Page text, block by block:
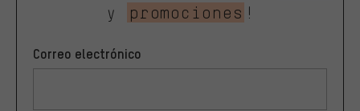
y
promociones !
Correo electrónico